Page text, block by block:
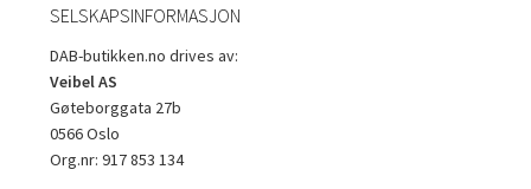
SELSKAPSINFORMASJON
DAB-butikken.no drives av:
Veibel AS
Gøteborggata 27b
0566 Oslo
Org.nr: 917 853 134